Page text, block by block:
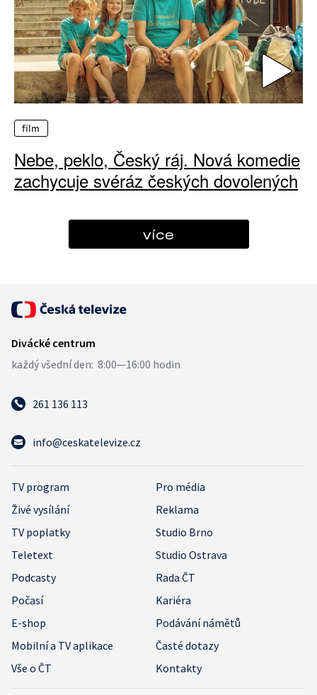
film
Nebe, peklo, Český ráj. Nová komedie
zachycuje svéráz českých dovolených
více
261 136 113
info@ceskatelevize.cz
TV program
Pro média
Živé vysílání
Reklama
TV poplatky
Studio Brno
Teletext
Studio Ostrava
Podcasty
Rada ČT
Počasí
Kariéra
E-shop
Podávání námětů
Mobilní a TV aplikace
Časté dotazy
Vše o ČT
Kontakty